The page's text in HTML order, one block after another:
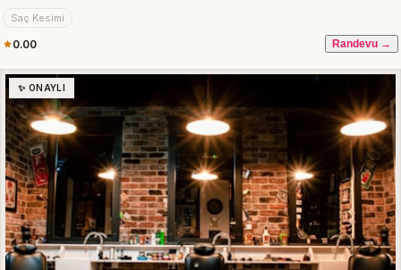
Saç Kesimi
0.00 Randevu →
✨ ONAYLI